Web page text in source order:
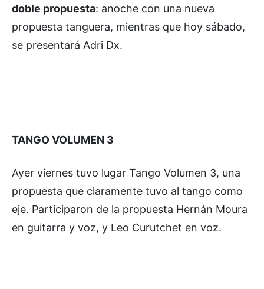
doble propuesta: anoche con una nueva
propuesta tanguera, mientras que hoy sábado,
se presentará Adri Dx.
TANGO VOLUMEN 3
Ayer viernes tuvo lugar Tango Volumen 3, una
propuesta que claramente tuvo al tango como
eje. Participaron de la propuesta Hernán Moura
en guitarra y voz, y Leo Curutchet en voz.